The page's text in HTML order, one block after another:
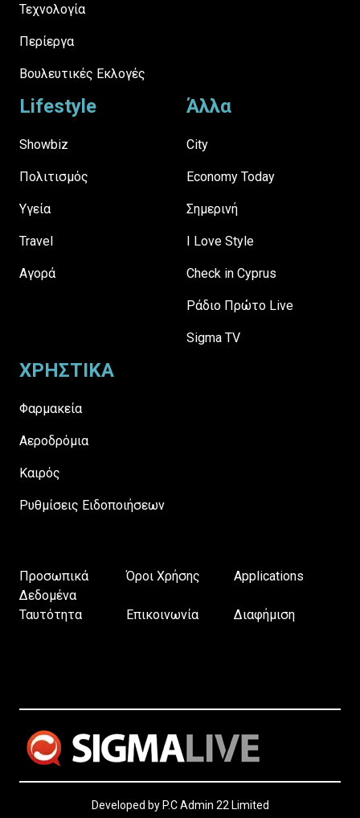
Τεχνολογία
Περίεργα
Βουλευτικές Εκλογές
Lifestyle
Showbiz
Πολιτισμός
Υγεία
Travel
Αγορά
Άλλα
City
Economy Today
Σημερινή
I Love Style
Check in Cyprus
Ράδιο Πρώτο Live
Sigma TV
ΧΡΗΣΤΙΚΑ
Φαρμακεία
Αεροδρόμια
Καιρός
Ρυθμίσεις Ειδοποιήσεων
Προσωπικά
Δεδομένα
Όροι Χρήσης Applications
Ταυτότητα Επικοινωνία Διαφήμιση
Developed by P.C Admin 22 Limited